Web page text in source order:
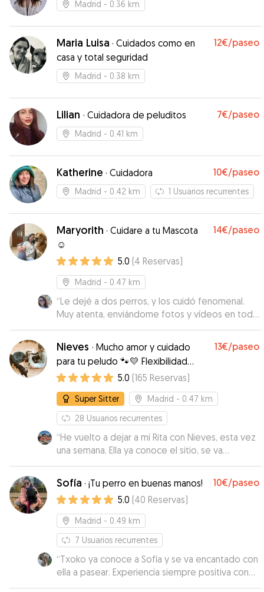
Madrid - 0.36 km
Maria Luisa · Cuidados como en
casa y total seguridad
12€/paseo
Madrid - 0.38 km
Lilian · Cuidadora de peluditos 7€/paseo
Madrid - 0.41 km
Katherine · Cuidadora 10€/paseo
Madrid - 0.42 km 1 Usuarios recurrentes
Maryorith · Cuidare a tu Mascota
☺️
14€/paseo
5.0 (4 Reservas)
Madrid - 0.47 km
“Le dejé a dos perros, y los cuidó fenomenal.
Muy atenta, enviándome fotos y vídeos en todo
momento. Es un encanto de mujer, sin duda
volveré a repetir para dejarle a mis bichitos :)
Nieves · Mucho amor y cuidado
para tu peludo 🐾💛 Flexibilidad
horaria!
13€/paseo
5.0 (165 Reservas)
Super Sitter Madrid - 0.47 km
28 Usuarios recurrentes
“He vuelto a dejar a mi Rita con Nieves, esta vez
una semana. Ella ya conoce el sitio, se va
directamente para su piso loca de contenta y yo
no me puedo ir más tranquila de viaje. Me
manda fotos e info de ella a diario. La
recomiendo 100%. ¡Gracias y hasta la próxima!
Sofía · ¡Tu perro en buenas manos! 10€/paseo
5.0 (40 Reservas)
Madrid - 0.49 km
7 Usuarios recurrentes
“Txoko ya conoce a Sofía y se va encantado con
ella a pasear. Experiencia siempre positiva con
Sofía. Seguiremos contando con ella”